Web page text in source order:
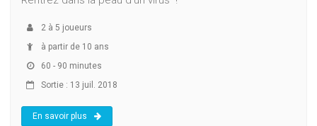
2 à 5 joueurs
à partir de 10 ans
60 - 90 minutes
Sortie : 13 juil. 2018
En savoir plus